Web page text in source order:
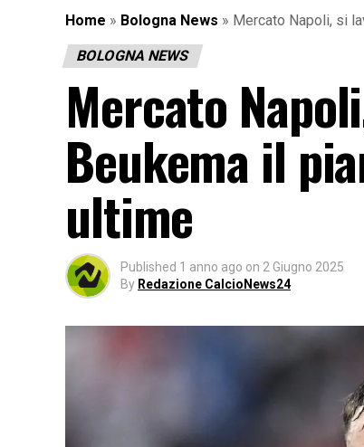
Home » Bologna News » Mercato Napoli, si
BOLOGNA NEWS
Mercato
Beukema il
ultime
Published 1 anno ago on 2 Giugno 2025
By Redazione CalcioNews24